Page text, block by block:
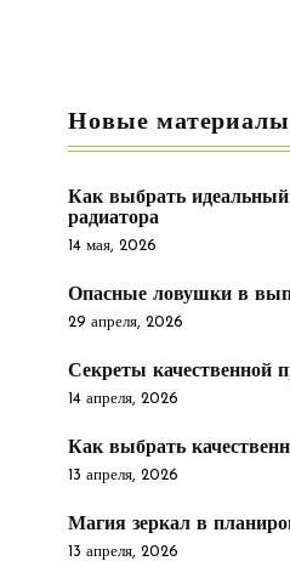
Новые
Как выбрать
радиатора
14 мая, 2026
Опасные ловушки в
29 апреля, 2026
Секреты качественной
14 апреля, 2026
Как выбрать
13 апреля, 2026
Магия зеркал в
13 апреля, 2026